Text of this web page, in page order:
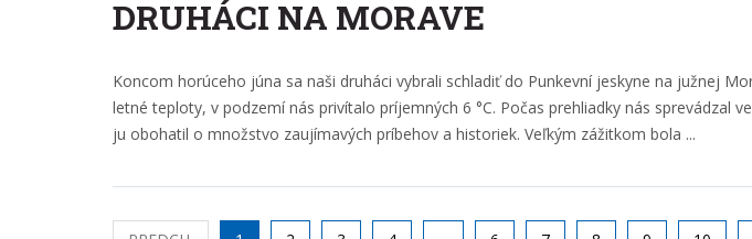
Koncom horúceho júna sa naši druháci vybrali schladiť do Punkevní jeskyne na južnej
ju obohatil o množstvo zaujímavých príbehov a historiek. Veľkým zážitkom bola ...
KONIEC